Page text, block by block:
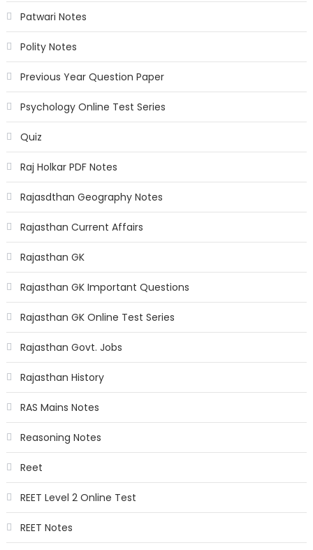
Patwari Notes
Polity Notes
Previous Year Question Paper
Psychology Online Test Series
Quiz
Raj Holkar PDF Notes
Rajasdthan Geography Notes
Rajasthan Current Affairs
Rajasthan GK
Rajasthan GK Important Questions
Rajasthan GK Online Test Series
Rajasthan Govt. Jobs
Rajasthan History
RAS Mains Notes
Reasoning Notes
Reet
REET Level 2 Online Test
REET Notes